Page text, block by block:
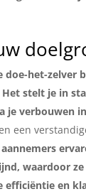
doe-het-
stelt je in
je verbouwen
een
waardoor
efficiëntie en